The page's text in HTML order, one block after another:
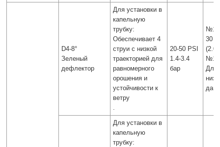
D4-8°
Зеленый
дефлектор
Для установки в
капельную
трубку:
Обеспечивает 4
струи с низкой
траекторией для
равномерного
орошения и
устойчивости к
ветру
.
20-50 PSI
1.4-3.4
бар
№14
30
(2.0
№16
Для
Для установки в
капельную
трубку: